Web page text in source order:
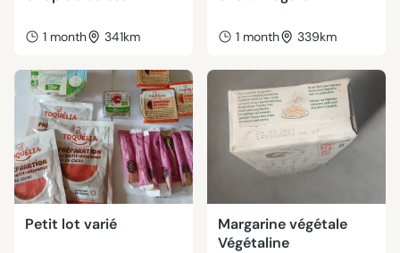
1 month 341km 1 month 339km
Petit lot varié
Margarine végétale
Végétaline